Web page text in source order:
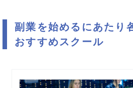
副業を始めるにあたり
おすすめスクール